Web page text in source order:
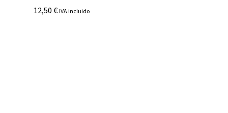
12,50€ IVA incluido